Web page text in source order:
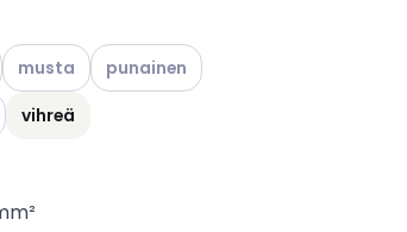
vaihtoehdotolevat vaihtoehdot
Katso käytettävissä olevat vaihtoehdot
musta Katso käytettävissä olevat vaihtoehdot
punainen
vaihtoehdot
olevat vaihtoehdot
vihreä